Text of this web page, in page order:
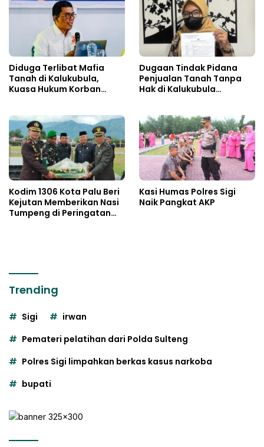
Diduga Terlibat Mafia
Tanah di Kalukubula,
Kuasa Hukum Korban
Dugaan Tindak Pidana
Penjualan Tanah Tanpa
Hak di Kalukubula
Kodim 1306 Kota Palu Beri
Kejutan Memberikan Nasi
Tumpeng di Peringatan
Kasi Humas Polres Sigi
Naik Pangkat AKP
Trending
Sigi
irwan
Pemateri pelatihan dari Polda Sulteng
Polres Sigi limpahkan berkas kasus narkoba
bupati